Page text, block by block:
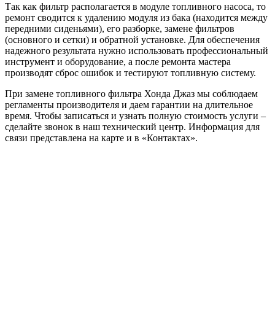
Так как фильтр располагается в модуле топливного насоса, то
ремонт сводится к удалению модуля из бака (находится между
передними сиденьями), его разборке, замене фильтров
(основного и сетки) и обратной установке. Для обеспечения
надежного результата нужно использовать профессиональный
инструмент и оборудование, а после ремонта мастера
производят сброс ошибок и тестируют топливную систему.
При замене топливного фильтра Хонда Джаз мы соблюдаем
регламенты производителя и даем гарантии на длительное
время. Чтобы записаться и узнать полную стоимость услуги –
сделайте звонок в наш технический центр. Информация для
связи представлена на карте и в «Контактах».